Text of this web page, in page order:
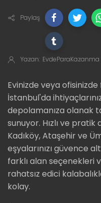
Paylaş
Yazan: EvdeParaKazanma
Evinizde veya
İstanbul'da
depolamanıza olanak
sunuyor. Hızlı ve
Kadıköy, Ataşehir ve
eşyalarınızı güvence
farklı alan seçenekleri
rahatsız edici
kolay.